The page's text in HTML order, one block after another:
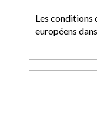
Les conditions
européens